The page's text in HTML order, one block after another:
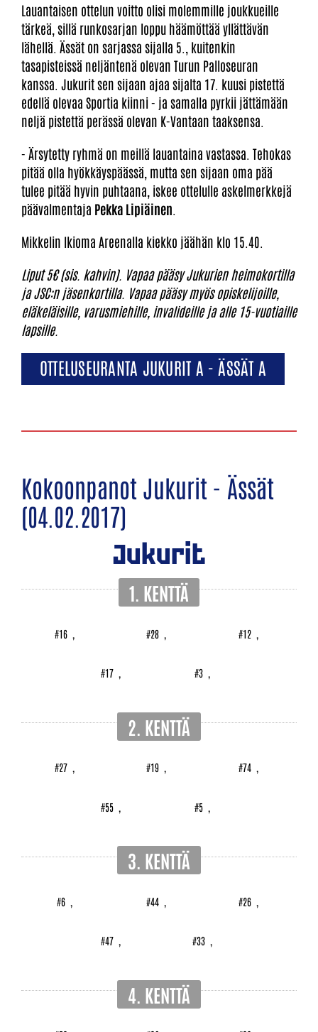
Lauantaisen ottelun voitto olisi molemmille joukkueille
tärkeä, sillä runkosarjan loppu häämöttää yllättävän
lähellä. Ässät on sarjassa sijalla 5., kuitenkin
tasapisteissä neljäntenä olevan Turun Palloseuran
kanssa. Jukurit sen sijaan ajaa sijalta 17. kuusi pistettä
edellä olevaa Sportia kiinni - ja samalla pyrkii jättämään
neljä pistettä perässä olevan K-Vantaan taaksensa.
- Ärsytetty ryhmä on meillä lauantaina vastassa. Tehokas
pitää olla hyökkäyspäässä, mutta sen sijaan oma pää
tulee pitää hyvin puhtaana, iskee ottelulle askelmerkkejä
päävalmentaja Pekka Lipiäinen
Mikkelin Ikioma Areenalla kiekko jäähän klo 15.40.
Liput 5€ (sis. kahvin). Vapaa pääsy Jukurien heimokortilla
ja JSC:n jäsenkortilla. Vapaa pääsy myös opiskelijoille,
eläkeläisille, varusmiehille, invalideille ja alle 15-vuotiaille
lapsille.
OTTELUSEURANTA JUKURIT A - ÄSSÄT A
Kokoonpanot Jukurit - Ässät
(04.02.2017)
Jukurit
1. KENTTÄ
#16 #28 #12
#17 #3
2. KENTTÄ
#27 #19 #74
#55 #5
3. KENTTÄ
#6 #44 #26
#47 #33
4. KENTTÄ